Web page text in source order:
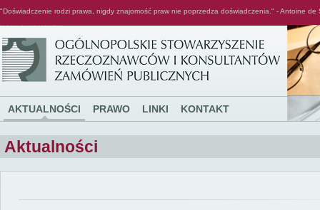
"Doświadczenie rodzi prawa, nigdy znajomość praw nie poprzedza doświadczenia." - Antoine de
AKTUALNOŚCI PRAWO LINKI KONTAKT
Aktualności